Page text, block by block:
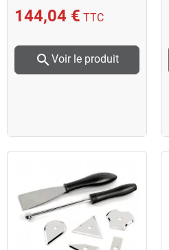
144,04 € TTC
search Voir le produit